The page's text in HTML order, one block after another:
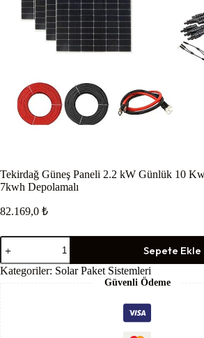
Tekirdağ Güneş Paneli 2.2 kW Günlük 10
7kwh Depolamalı
82.169,0 ₺
Tekirdağ
Güneş
Paneli
2.2
Sepete Ekle
Kategoriler: Solar Paket Sistemleri
Güvenli Ödeme